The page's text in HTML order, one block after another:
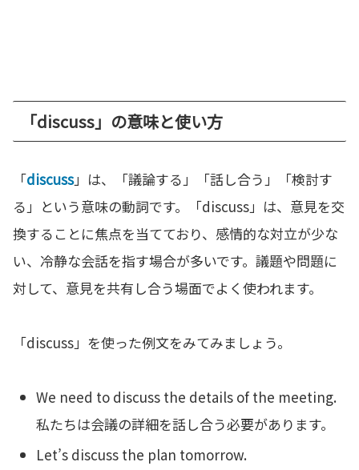
「discuss」の意味と使い方
「discuss」は、「議論する」「話し合う」「検討す
る」という意味の動詞です。「discuss」は、意見を交
換することに焦点を当てており、感情的な対立が少な
い、冷静な会話を指す場合が多いです。議題や問題に
対して、意見を共有し合う場面でよく使われます。
「discuss」を使った例文をみてみましょう。
We need to discuss the details of the meeting.
私たちは会議の詳細を話し合う必要があります。
Let’s discuss the plan tomorrow.